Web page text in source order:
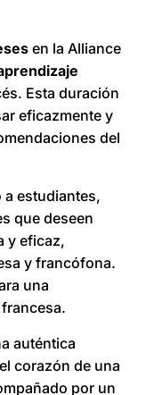
en la Alliance
Esta duración
eficazmente y
del
a estudiantes,
que deseen
y eficaz,
y francófona.
una
auténtica
corazón de una
por un